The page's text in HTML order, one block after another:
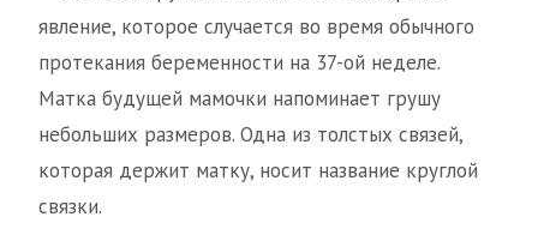
явление, которое случается во время обычного
протекания беременности на 37-ой неделе.
Матка будущей мамочки напоминает грушу
небольших размеров. Одна из толстых связей,
которая держит матку, носит название круглой
связки.